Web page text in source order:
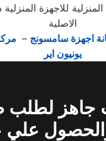
للاجهزة المنزلية
الاصلية
اجهزة سامسونج –
يونيون اير
لطلب
علي